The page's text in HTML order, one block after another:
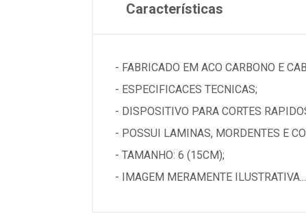
Características
- FABRICADO EM ACO CARBONO E
- ESPECIFICACES TECNICAS;
- DISPOSITIVO PARA CORTES
- POSSUI LAMINAS, MORDENTES E
- TAMANHO: 6 (15CM);
- IMAGEM MERAMENTE